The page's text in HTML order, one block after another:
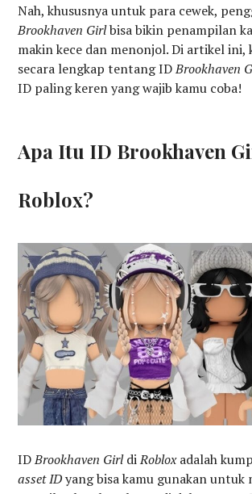
Nah, khususnya untuk para cewek,
Brookhaven Girlbisa bikin penampilan
makin kece dan menonjol. Di artikel ini,
secara lengkap tentang IDBrookhaven
ID paling keren yang wajib kamu coba!
Apa Itu ID Brookhaven
Roblox?
IDBrookhaven GirldiRobloxadalah
asset IDyang bisa kamu gunakan untuk